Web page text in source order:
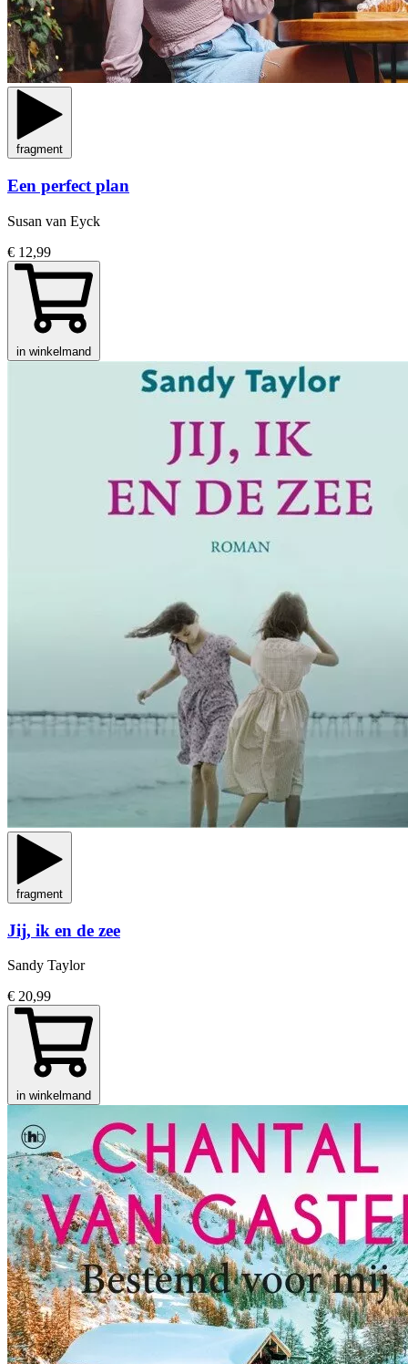
fragment
Een perfect plan
Susan van Eyck
€ 12,99
in winkelmand
fragment
Jij, ik en de zee
Sandy Taylor
€ 20,99
in winkelmand